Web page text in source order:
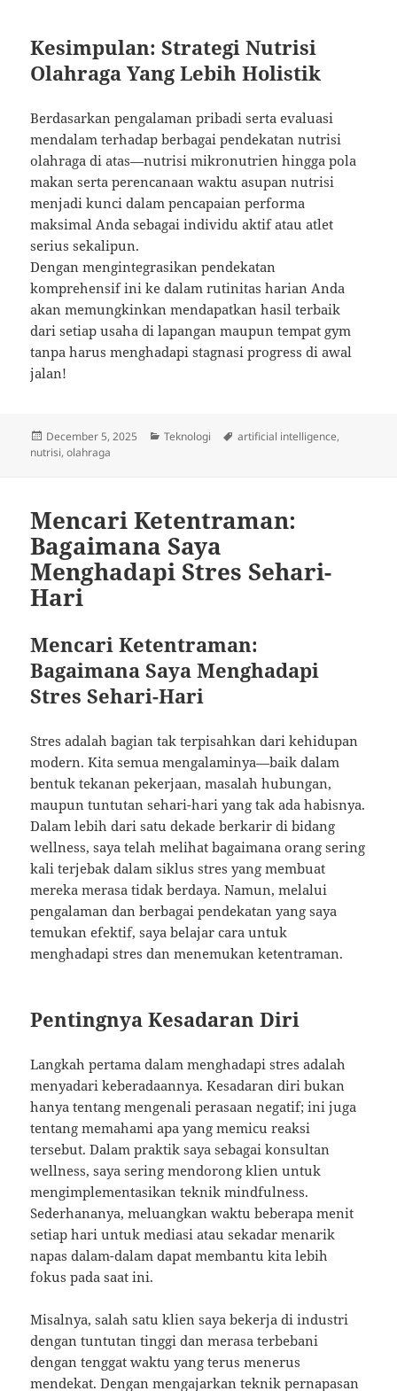
Kesimpulan: Strategi Nutrisi
Olahraga Yang Lebih Holistik
Berdasarkan pengalaman pribadi serta evaluasi
mendalam terhadap berbagai pendekatan nutrisi
olahraga di atas—nutrisi mikronutrien hingga pola
makan serta perencanaan waktu asupan nutrisi
menjadi kunci dalam pencapaian performa
maksimal Anda sebagai individu aktif atau atlet
serius sekalipun.
Dengan mengintegrasikan pendekatan
komprehensif ini ke dalam rutinitas harian Anda
akan memungkinkan mendapatkan hasil terbaik
dari setiap usaha di lapangan maupun tempat gym
tanpa harus menghadapi stagnasi progress di awal
jalan!
Posted
on
December 5, 2025 Categories
Teknologi Tags
artificial intelligence,
nutrisi,olahraga
Mencari Ketentraman:
Bagaimana Saya
Menghadapi Stres Sehari-
Hari
Mencari Ketentraman:
Bagaimana Saya Menghadapi
Stres Sehari-Hari
Stres adalah bagian tak terpisahkan dari kehidupan
modern. Kita semua mengalaminya—baik dalam
bentuk tekanan pekerjaan, masalah hubungan,
maupun tuntutan sehari-hari yang tak ada habisnya.
Dalam lebih dari satu dekade berkarir di bidang
wellness, saya telah melihat bagaimana orang sering
kali terjebak dalam siklus stres yang membuat
mereka merasa tidak berdaya. Namun, melalui
pengalaman dan berbagai pendekatan yang saya
temukan efektif, saya belajar cara untuk
menghadapi stres dan menemukan ketentraman.
Pentingnya Kesadaran Diri
Langkah pertama dalam menghadapi stres adalah
menyadari keberadaannya. Kesadaran diri bukan
hanya tentang mengenali perasaan negatif; ini juga
tentang memahami apa yang memicu reaksi
tersebut. Dalam praktik saya sebagai konsultan
wellness, saya sering mendorong klien untuk
mengimplementasikan teknik mindfulness.
Sederhananya, meluangkan waktu beberapa menit
setiap hari untuk mediasi atau sekadar menarik
napas dalam-dalam dapat membantu kita lebih
fokus pada saat ini.
Misalnya, salah satu klien saya bekerja di industri
dengan tuntutan tinggi dan merasa terbebani
dengan tenggat waktu yang terus menerus
mendekat. Dengan mengajarkan teknik pernapasan